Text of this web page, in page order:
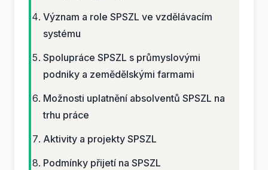
Význam a role SPSZL ve vzdělávacím
systému
Spolupráce SPSZL s průmyslovými
podniky a zemědělskými farmami
Možnosti uplatnění absolventů SPSZL na
trhu práce
Aktivity a projekty SPSZL
Podmínky přijetí na SPSZL